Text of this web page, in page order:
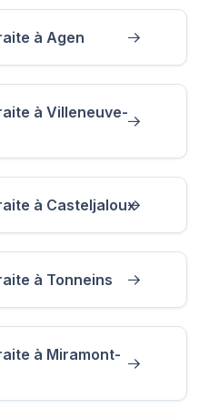
à Agen
à Villeneuve-
à Casteljaloux
à Tonneins
à Miramont-